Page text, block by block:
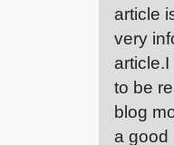
article
very
to be
blog
a good